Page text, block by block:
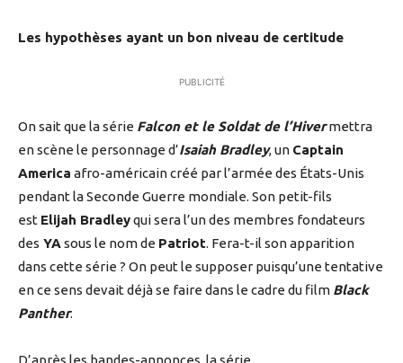
Les hypothèses ayant un bon niveau de certitude
PUBLICITÉ
On sait que la série Falcon et le Soldat de l’Hivermettra
en scène le personnage d’Isaiah Bradley, un Captain
America afro-américain créé par l’armée des États-Unis
pendant la Seconde Guerre mondiale. Son petit-fils
est Elijah Bradleyqui sera l’un des membres fondateurs
des YAsous le nom de Patriot. Fera-t-il son apparition
dans cette série ? On peut le supposer puisqu’une tentative
en ce sens devait déjà se faire dans le cadre du film Black
Panther.